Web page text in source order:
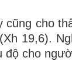
cũng cho
19,6).
độ cho